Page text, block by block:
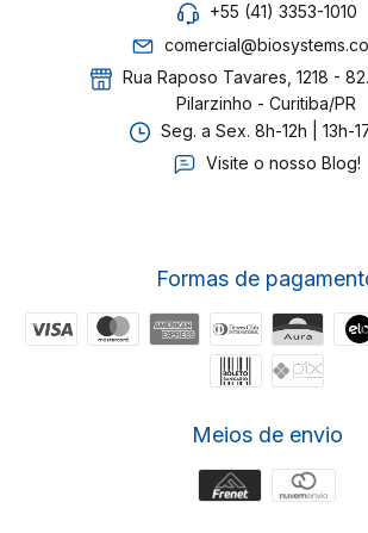
+55 (41) 3353-1010
Rua Raposo Tavares, 1218 -
Pilarzinho - Curitiba/PR
Seg. a Sex. 8h-12h | 13h-
Visite o nosso Blog!
Formas de
Meios de envio